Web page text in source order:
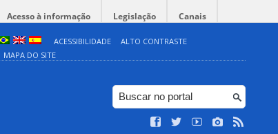
Acesso à informação Legislação Canais
ACESSIBILIDADE
ALTO CONTRASTE
MAPA DO SITE